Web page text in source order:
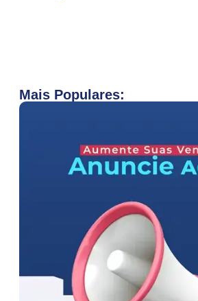
Mais Populares: